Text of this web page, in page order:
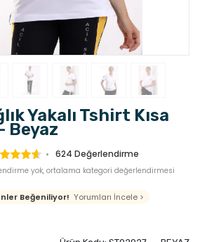
Yakalı Tshirt Kısa
Beyaz
624 Değerlendirme
yok, ortalama kategori değerlendirmesi
Beğeniliyor! Yorumları İncele >